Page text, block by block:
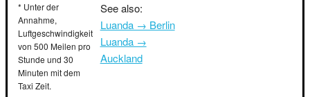
* Unter der
Annahme,
Luftgeschwindigkeit
von 500 Meilen pro
Stunde und 30
Minuten mit dem
Taxi Zeit.
See also:
Luanda → Berlin
Luanda →
Auckland